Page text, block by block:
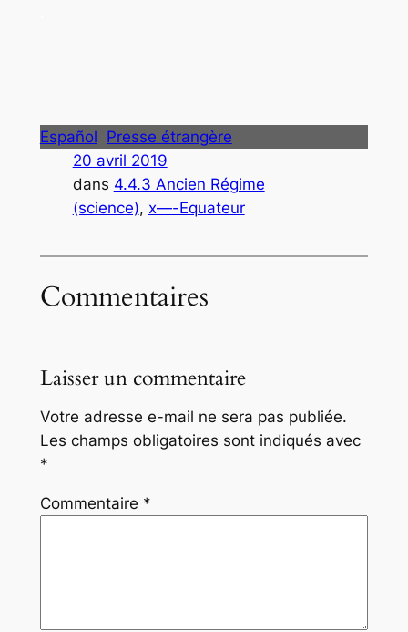
Español Presse étrangère
20 avril 2019
dans 4.4.3 Ancien Régime
(science), x—-Equateur
Commentaires
Laisser un commentaire
Votre adresse e-mail ne sera pas publiée.
Les champs obligatoires sont indiqués avec
*
Commentaire *